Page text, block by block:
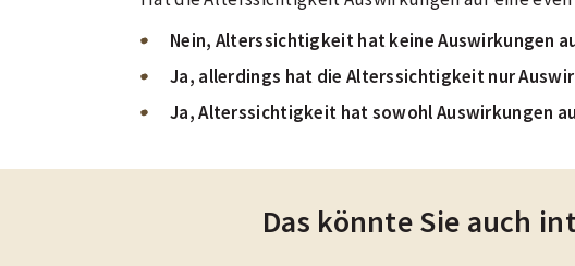
Nein, Alterssichtigkeit hat keine Auswirkungen
Ja, allerdings hat die Alterssichtigkeit nur
Ja, Alterssichtigkeit hat sowohl Auswirkungen
Das könnte Sie auch